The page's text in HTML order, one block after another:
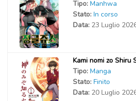
Tipo: Manhwa
Stato: In corso
Data: 23 Luglio
Kami nomi zo Shiru
Tipo: Manga
Stato: Finito
Data: 20 Luglio